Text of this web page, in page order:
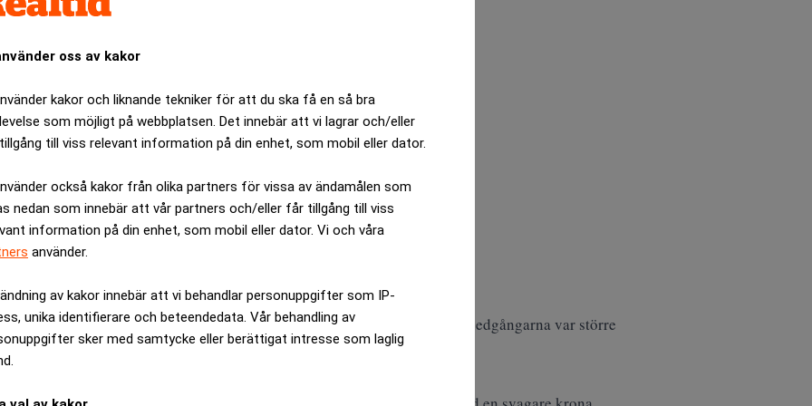
oss av kakor
kakor och liknande tekniker för att du ska få en så bra
som möjligt på webbplatsen. Det innebär att vi lagrar och/eller
till viss relevant information på din enhet, som mobil eller dator.
också kakor från olika partners för vissa av ändamålen som
nedan som innebär att vår partners och/eller får tillgång till viss
information på din enhet, som mobil eller dator. Vi och våra
använder.
av kakor innebär att vi behandlar personuppgifter som IP-
unika identifierare och beteendedata. Vår behandling av
sker med samtycke eller berättigat intresse som laglig
föll över 7 procent.
Handelsbanken, fick se mindre nedgångar för sina aktier, men även de nedgångarna var större
på Stockholmsbörsen, föll drygt 2 procent.